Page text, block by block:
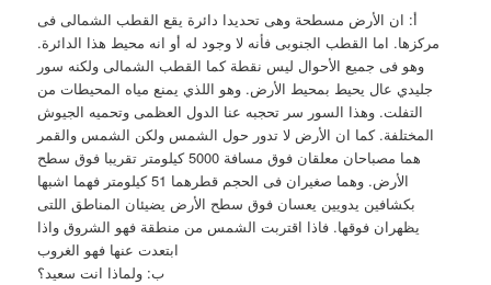
أ: ان الأرض مسطحة وهى تحديدا دائرة يقع القطب الشمالى فى
مركزها. اما القطب الجنوبى فأنه لا وجود له أو انه محيط هذا الدائرة.
وهو فى جميع الأحوال ليس نقطة كما القطب الشمالى ولكنه سور
جليدي عال يحيط بمحيط الأرض. وهو اللذي يمنع مياه المحيطات من
التفلت. وهذا السور سر تحجبه عنا الدول العظمى وتحميه الجيوش
المختلفة. كما ان الأرض لا تدور حول الشمس ولكن الشمس والقمر
هما مصباحان معلقان فوق مسافة 5000 كيلومتر تقريبا فوق سطح
الأرض. وهما صغيران فى الحجم قطرهما 51 كيلومتر فهما اشبها
بكشافين يدويين يعسان فوق سطح الأرض يضيئان المناطق اللتى
يظهران فوقها. فاذا اقتربت الشمس من منطقة فهو الشروق واذا
ابتعدت عنها فهو الغروب
ب: ولماذا انت سعيد؟